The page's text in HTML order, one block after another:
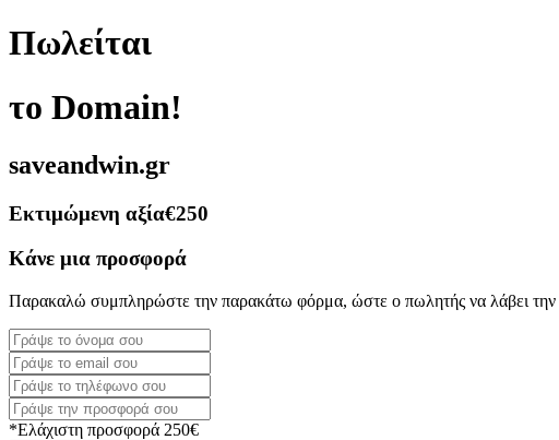
Πωλείται
το Domain!
saveandwin.gr
Εκτιμώμενη αξία€250
Κάνε μια προσφορά
Παρακαλώ συμπληρώστε την παρακάτω φόρμα, ώστε ο πωλητής να λάβει
*Ελάχιστη προσφορά 250€